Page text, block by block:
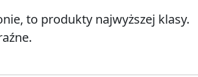
to produkty najwyższej klasy.